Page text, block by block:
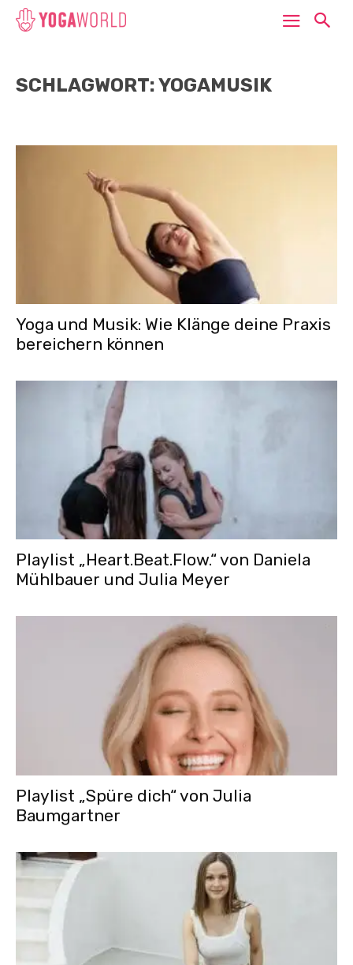
SCHLAGWORT: YOGAMUSIK
Yoga und Musik: Wie Klänge deine Praxis
bereichern können
Playlist „Heart.Beat.Flow.“ von Daniela
Mühlbauer und Julia Meyer
Playlist „Spüre dich“ von Julia
Baumgartner